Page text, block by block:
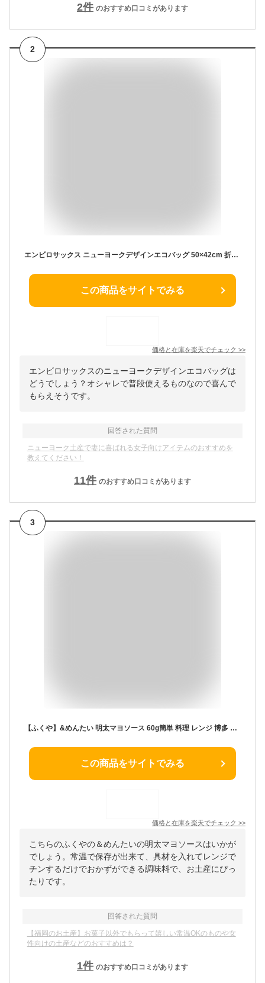
2件 のおすすめ口コミがあります
2
エンビロサックス ニューヨークデザインエコバッグ 50×42cm 折りたたみ NY ニューヨークみやげ アメリカ土産 海外 輸入雑貨 ENVIROSAX
この商品をサイトでみる
価格と在庫を楽天でチェック >>
エンビロサックスのニューヨークデザインエコバッグは
どうでしょう？オシャレで普段使えるものなので喜んで
もらえそうです。
回答された質問
ニューヨーク土産で妻に喜ばれる女子向けアイテムのおすすめを
教えてください！
11件 のおすすめ口コミがあります
3
【ふくや】&めんたい 明太マヨソース 60g簡単 料理 レンジ 博多 福岡 おかず 調理 手軽 スマデリバッグ レンチン マヨネーズ めんたいマヨ ふくや 明太子 明太味 濃厚 マヨタレ ソース 常温 明太子味 ドレッシング ディップソース 辛い ピリ辛 福岡 お土産
この商品をサイトでみる
価格と在庫を楽天でチェック >>
こちらのふくやの＆めんたいの明太マヨソースはいかが
でしょう。常温で保存が出来て、具材を入れてレンジで
チンするだけでおかずができる調味料で、お土産にぴっ
たりです。
回答された質問
【福岡のお土産】お菓子以外でもらって嬉しい常温OKのものや女
性向けの土産などのおすすめは？
1件 のおすすめ口コミがあります